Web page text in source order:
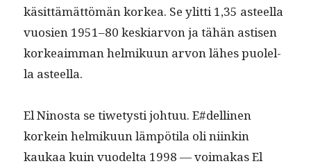
käsit­tämät­tömän korkea. Se ylit­ti 1,35 asteel­la
vuosien 1951–80 keskiar­von ja tähän astisen
korkeaim­man helmiku­un arvon läh­es puolel­
la asteella.
El Ninos­ta se tiwe­tysti johtuu. E#dellinen
korkein helmiku­un läm­pöti­la oli niinkin
kaukaa kuin vuodelta 1998 — voimakas El